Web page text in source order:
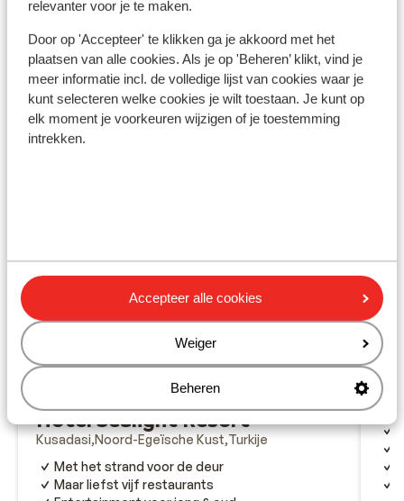
relevanter voor je te maken.
Door op 'Accepteer' te klikken ga je akkoord met het
plaatsen van alle cookies. Als je op 'Beheren’ klikt, vind je
meer informatie incl. de volledige lijst van cookies waar je
kunt selecteren welke cookies je wilt toestaan. Je kunt op
elk moment je voorkeuren wijzigen of je toestemming
intrekken.
Accepteer alle cookies
Weiger
Beheren
Barstreet: 1 km
Restaurant: 1000 m
Ook interessant voor jou
Hotel Sealight Resort
Kusadasi Noord-Egeïsche Kust Turkije
Met het strand voor de deur
Maar liefst vijf restaurants